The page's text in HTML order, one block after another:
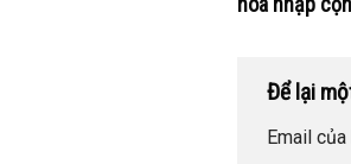
Để lại
Email